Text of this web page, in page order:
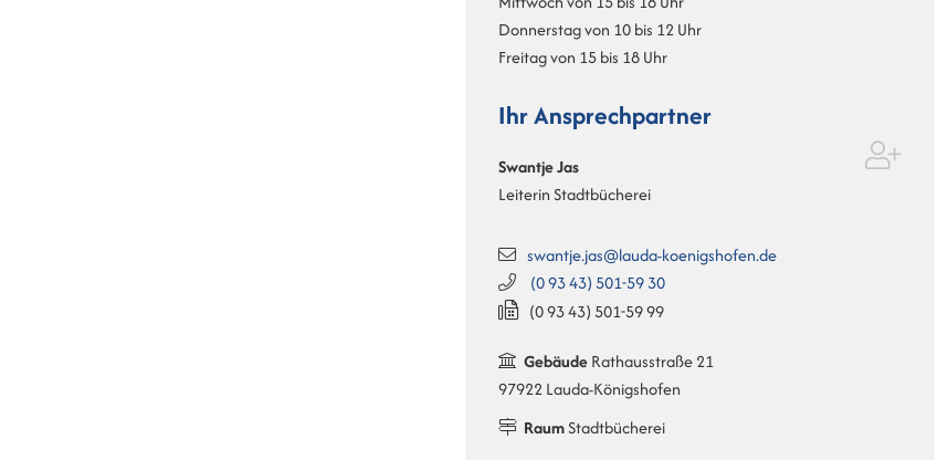
Donnerstag von 10 bis 12 Uhr
Freitag von 15 bis 18 Uhr
Ihr Ansprechpartner
SwantjeJas
Leiterin Stadtbücherei
swantje.jas@lauda-koenigshofen.de
(09343) 501-5930
(09343) 501-5999
GebäudeRathausstraße 21
97922 Lauda-Königshofen
RaumStadtbücherei